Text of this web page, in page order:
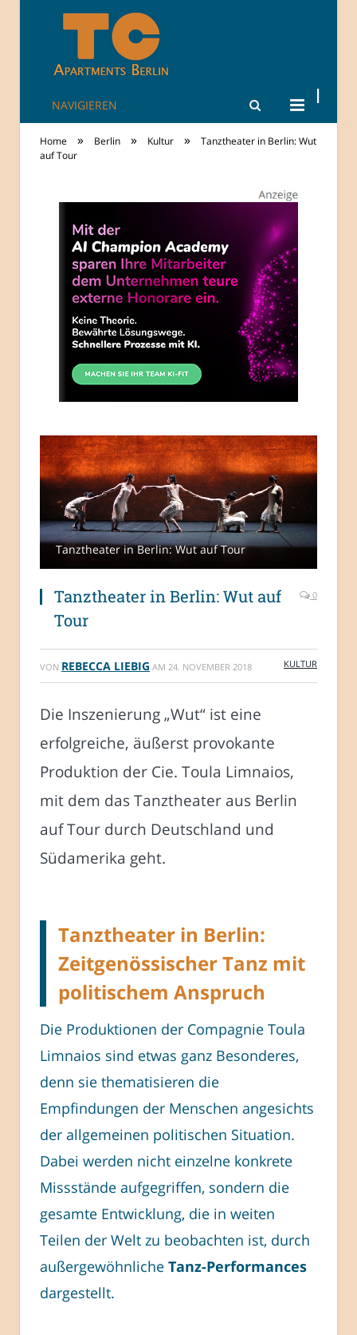
TheCity: Living
Berlin
NAVIGIEREN
Home » Berlin » Kultur »
Tanztheater in Berlin: Wut
auf Tour
Tanztheater in Berlin: Wut auf Tour
Tanztheater in Berlin: Wut auf
Tour
0
VON REBECCA LIEBIG AM 24. NOVEMBER 2018 KULTUR
Die Inszenierung „Wut“ ist eine
erfolgreiche, äußerst provokante
Produktion der Cie. Toula Limnaios,
mit dem das Tanztheater aus Berlin
auf Tour durch Deutschland und
Südamerika geht.
Tanztheater in Berlin:
Zeitgenössischer Tanz mit
politischem Anspruch
Die Produktionen der Compagnie Toula
Limnaios sind etwas ganz Besonderes,
denn sie thematisieren die
Empfindungen der Menschen angesichts
der allgemeinen politischen Situation.
Dabei werden nicht einzelne konkrete
Missstände aufgegriffen, sondern die
gesamte Entwicklung, die in weiten
Teilen der Welt zu beobachten ist, durch
außergewöhnliche Tanz-Performances
dargestellt.